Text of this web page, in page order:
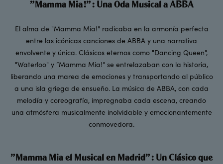
"Mamma Mia!": Una Oda Musical a ABBA
El alma de "Mamma Mia!" radicaba en la armonía perfecta
entre las icónicas canciones de ABBA y una narrativa
envolvente y única. Clásicos eternos como "Dancing Queen",
"Waterloo" y “Mamma Mia!” se entrelazaban con la historia,
liberando una marea de emociones y transportando al público
a una isla griega de ensueño. La música de ABBA, con cada
melodía y coreografía, impregnaba cada escena, creando
una atmósfera musicalmente inolvidable y emocionantemente
conmovedora.
"Mamma Mia el Musical en Madrid": Un Clásico que